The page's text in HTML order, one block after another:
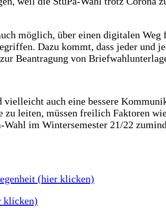
möglich, über einen digitalen
Dazu kommt, dass jeder und
Beantragung von
vielleicht auch eine bessere
zu leiten, müssen freilich Faktoren
im Wintersemester 21/22
(hier klicken)
klicken)